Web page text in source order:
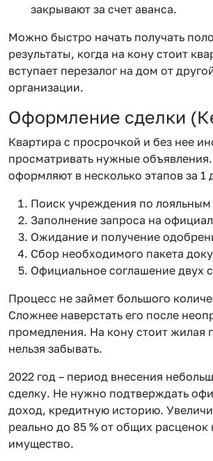
закрывают за счет аванса.
Можно быстро начать получать
результаты, когда на кону стоит
вступает перезалог на дом от
организации.
Оформление сделки
Квартира с просрочкой и без нее
просматривать нужные
оформляют в несколько этапов за 1
Поиск учреждения по
Заполнение запроса на
Ожидание и получение
Сбор необходимого пакета
Официальное соглашение двух
Процесс не займет большого
Сложнее наверстать его после
промедления. На кону стоит жилая
нельзя забывать.
2022 год – период внесения
сделку. Не нужно подтверждать
доход, кредитную историю.
реально до 85 % от общих
имущество.